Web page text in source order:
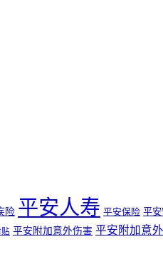
险 平安人寿 平安保险 平
平安附加意外伤害 平安附加意